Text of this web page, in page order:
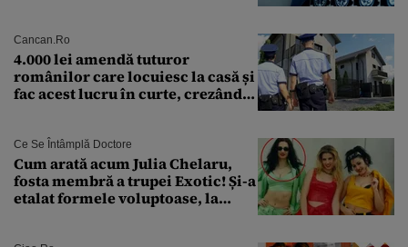
Cancan.ro
4.000 lei amendă tuturor
românilor care locuiesc la casă și
fac acest lucru în curte, crezând
Ce Se Întâmplă Doctore
Cum arată acum Julia Chelaru,
fosta membră a trupei Exotic! Și-a
etalat formele voluptoase, la